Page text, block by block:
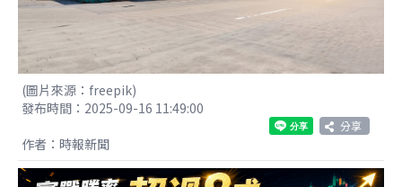
(圖片來源：freepik)
發布時間：2025-09-16 11:49:00
分享
作者：時報新聞